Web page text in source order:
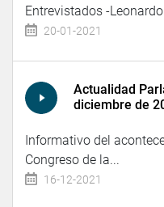
Entrevistados -
20-01-2021
Actualidad
diciembre de
Informativo del
Congreso de la...
16-12-2021